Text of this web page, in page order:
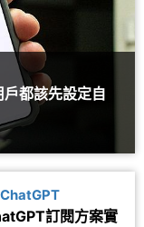
都該先設定自
訂閱方案實